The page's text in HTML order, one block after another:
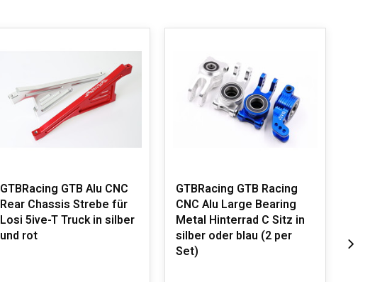
GTBRacing GTB Alu CNC
Rear Chassis Strebe für
Losi 5ive-T Truck in silber
und rot
GTBRacing GTB Racing
CNC Alu Large Bearing
Metal Hinterrad C Sitz in
silber oder blau (2 per
Set)